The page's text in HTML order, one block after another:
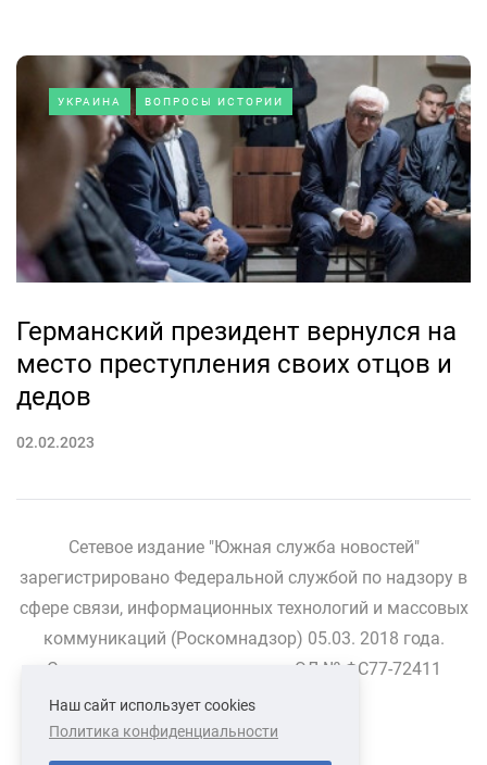
УКРАИНА ВОПРОСЫ ИСТОРИИ
Германский президент вернулся на
место преступления своих отцов и
дедов
02.02.2023
Сетевое издание "Южная служба новостей"
зарегистрировано Федеральной службой по надзору в
сфере связи, информационных технологий и массовых
коммуникаций (Роскомнадзор) 05.03. 2018 года.
Свидетельство о регистрации ЭЛ № ФС77-72411
СВЯЗАТЬСЯ С НАМИ
Наш сайт использует cookies
Политика конфиденциальности